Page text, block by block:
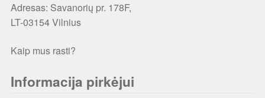
Adresas: Savanorių pr. 178F,
LT-03154 Vilnius
Kaip mus rasti?
Informacija pirkėjui